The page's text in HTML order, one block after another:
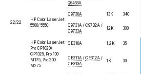
Q6463A
22/22
HP Color LaserJet
5500/ 5550
C9730A 13K 340
C9731A / C9732A /
C9733A
12K 300
HP Color LaserJet
Pro CP1020/
CP1025, Pro 100
M175, Pro 200
M275
CE310A 1.2K 35
CE311A / CE312A /
CE313A
1K 30